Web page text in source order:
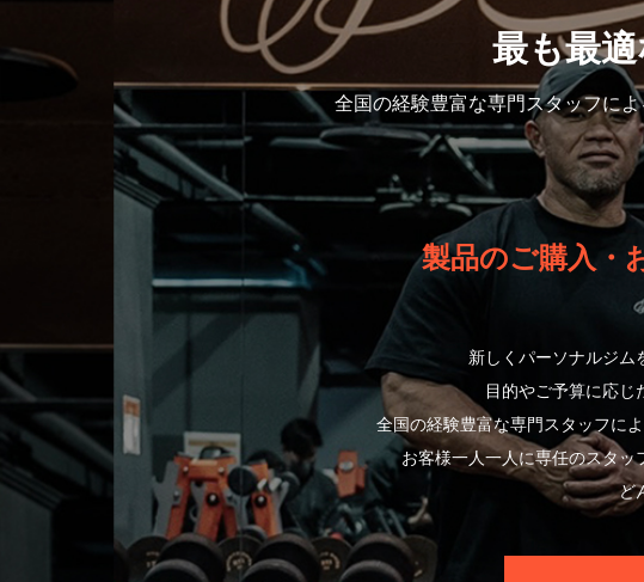
最も最
全国の経験豊富な専門スタッフに
製品のご購入・
新しくパーソナルジム
目的やご予算に応じ
全国の経験豊富な専門スタッフに
お客様一人一人に専任のスタ
ど